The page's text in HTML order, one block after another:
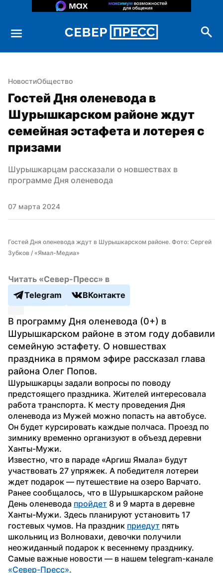
НовостиОбщество
Гостей Дня оленевода в
Шурышкарском районе ждут
семейная эстафета и лотерея с
призами
Шурышкарцам рассказали о новшествах в
программе Дня оленевода
07 марта 2024
Гостей Дня оленевода ждут в Шурышкарском районе. Фото: Сергей
Зубков / «Ямал-Медиа»
Читать «Север-Пресс» в
Telegram
ВКонтакте
В программу Дня оленевода (0+) в
Шурышкарском районе в этом году добавили
семейную эстафету. О новшествах
праздника в прямом эфире рассказал глава
района Олег Попов.
Шурышкарцы задали вопросы по поводу
предстоящего праздника. Жителей интересовала
работа транспорта. К месту проведения Дня
оленевода из Мужей можно попасть на автобусе.
Он будет курсировать каждые полчаса. Проезд по
зимнику временно организуют в объезд деревни
Ханты-Мужи.
Известно, что в параде «Аргиш Ямала» будут
участвовать 27 упряжек. А победителя лотереи
ждет подарок — путешествие на озеро Варчато.
Ранее сообщалось, что в Шурышкарском районе
День оленевода пройдет 8 и 9 марта в деревне
Ханты-Мужи. Здесь планируют установить 17
гостевых чумов. На праздник приедут пять
школьниц из Волновахи, девочки получили
неожиданный подарок к весеннему празднику.
«Север-Пресс».